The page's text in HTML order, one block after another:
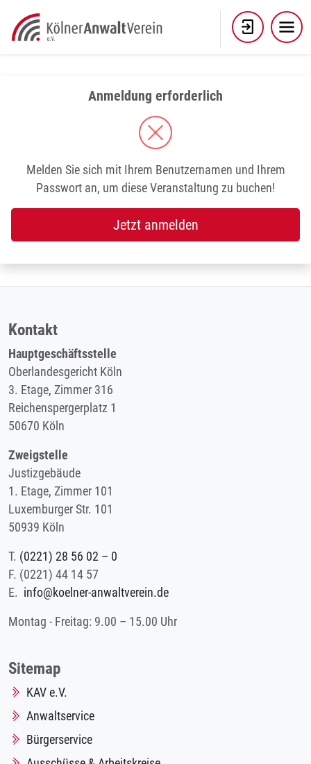
content
Anmeldung erforderlich
Melden Sie sich mit Ihrem Benutzernamen und Ihrem
Passwort an, um diese Veranstaltung zu buchen!
Jetzt anmelden
Kontakt
Hauptgeschäftsstelle
Oberlandesgericht Köln
3. Etage, Zimmer 316
Reichenspergerplatz 1
50670 Köln
Zweigstelle
Justizgebäude
1. Etage, Zimmer 101
Luxemburger Str. 101
50939 Köln
T. (0221) 28 56 02 – 0
F. (0221) 44 14 57
E. info@koelner-anwaltverein.de
Montag - Freitag: 9.00 – 15.00 Uhr
Sitemap
KAV e.V.
Anwaltservice
Bürgerservice